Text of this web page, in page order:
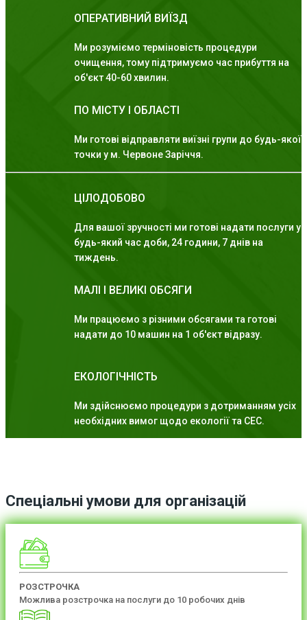
ОПЕРАТИВНИЙ ВИЇЗД
Ми розуміємо терміновість процедури
очищення, тому підтримуємо час прибуття на
об'єкт 40-60 хвилин.
ПО МІСТУ І ОБЛАСТІ
Ми готові відправляти виїзні групи до будь-якої
точки у м. Червоне Заріччя.
ЦІЛОДОБОВО
Для вашої зручності ми готові надати послуги у
будь-який час доби, 24 години, 7 днів на
тиждень.
МАЛІ І ВЕЛИКІ ОБСЯГИ
Ми працюємо з різними обсягами та готові
надати до 10 машин на 1 об'єкт відразу.
ЕКОЛОГІЧНІСТЬ
Ми здійснюємо процедури з дотриманням усіх
необхідних вимог щодо екології та СЕС.
Спеціальні умови для організацій
РОЗСТРОЧКА
Можлива розстрочка на послуги до 10 робочих днів